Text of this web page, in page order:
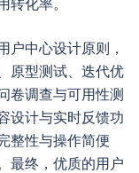
化率。
户中心设计原则，
原型测试、迭代优
卷调查与可用性测
设计与实时反馈功
整性与操作简便
最终，优质的用户